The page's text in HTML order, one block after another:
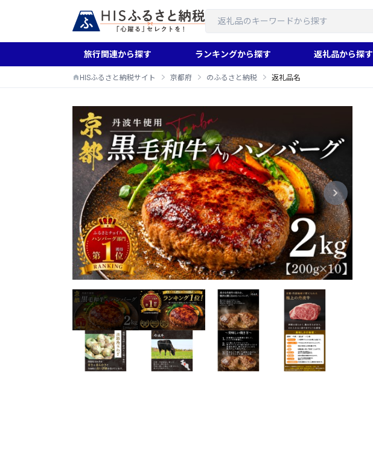
旅行関連から探す ランキングから探す 返礼品から探す
HISふるさと納税サイト 京都府 のふるさと納税 返礼品名